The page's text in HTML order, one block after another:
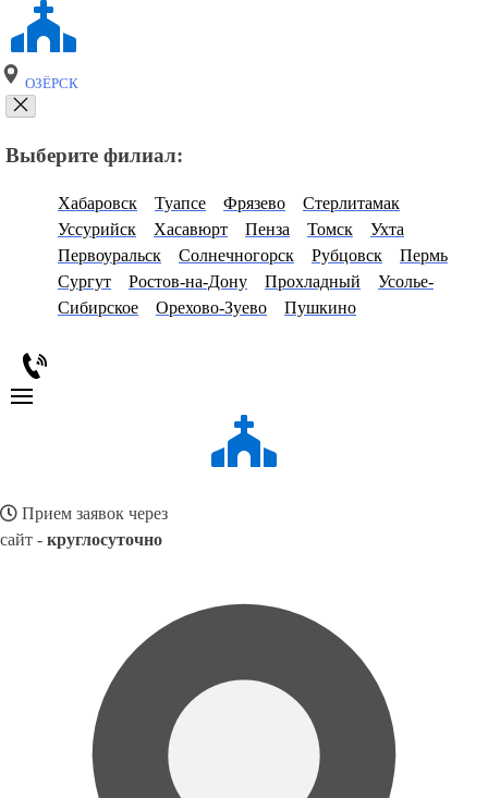
ОЗЁРСК
Выберите филиал:
Хабаровск Туапсе Фрязево
Стерлитамак
Уссурийск
Хасавюрт Пенза Томск
Ухта
Первоуральск
Солнечногорск Рубцовск
Пермь
Сургут
Ростов-на-Дону Прохладный
Усолье-
Сибирское
Орехово-Зуево Пушкино
Прием заявок через
сайт - круглосуточно